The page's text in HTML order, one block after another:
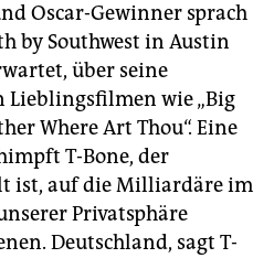
Oscar-Gewinner sprach
by Southwest in Austin
über seine
wie „Big
Where Art Thou“. Eine
T-Bone, der
ist, auf die Milliardäre im
Privatsphäre
Deutschland, sagt T-